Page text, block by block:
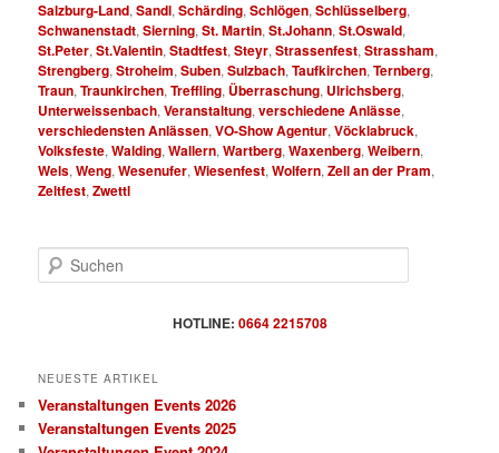
Salzburg-Land,Sandl,Schärding,Schlögen,Schlüsselberg,
Schwanenstadt,Sierning,St. Martin,St.Johann,St.Oswald,
St.Peter,St.Valentin,Stadtfest,Steyr,Strassenfest,Strassham,
Strengberg,Stroheim,Suben,Sulzbach,Taufkirchen,Ternberg,
Traun,Traunkirchen,Treffling, Überraschung, Ulrichsberg,
Unterweissenbach,Veranstaltung,verschiedene Anlässe,
verschiedensten Anlässen,VO-Show Agentur,Vöcklabruck,
Volksfeste,Walding,Wallern,Wartberg,Waxenberg,Weibern,
Wels,Weng,Wesenufer,Wiesenfest,Wolfern,Zell an der Pram,
Zeltfest,Zwettl
u
HOTLINE: 0664 2215708
NEUESTE ARTIKEL
Veranstaltungen Events 2026
Veranstaltungen Events 2025